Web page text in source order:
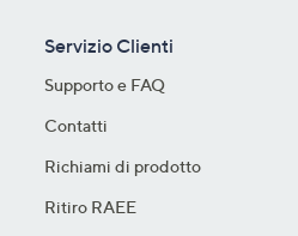
Servizio Clienti
Supporto e FAQ
Contatti
Richiami di prodotto
Ritiro RAEE